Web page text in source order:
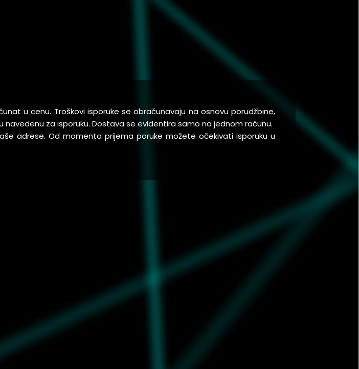
u cenu. Troškovi isporuke se obračunavaju na osnovu porudžbine,
za isporuku. Dostava se evidentira samo na jednom računu.
adrese. Od momenta prijema poruke možete očekivati isporuku u